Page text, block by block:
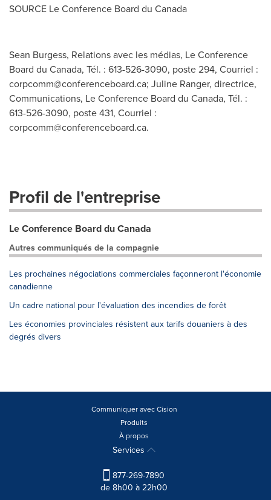
SOURCE Le Conference Board du Canada
Sean Burgess, Relations avec les médias, Le Conference
Board du Canada, Tél. : 613-526-3090, poste 294, Courriel :
corpcomm@conferenceboard.ca; Juline Ranger, directrice,
Communications, Le Conference Board du Canada, Tél. :
613-526-3090, poste 431, Courriel :
corpcomm@conferenceboard.ca.
Profil de l'entreprise
Le Conference Board du Canada
Autres communiqués de la compagnie
Les prochaines négociations commerciales façonneront l'économie
canadienne
Un cadre national pour l'évaluation des incendies de forêt
Les économies provinciales résistent aux tarifs douaniers à des
degrés divers
Communiquer avec Cision
Produits
À propos
Services
877-269-7890
de 8h00 à 22h00